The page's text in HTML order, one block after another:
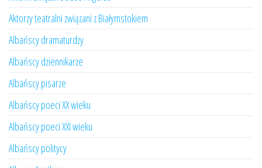
Aktorzy teatralni związani z Białymstokiem
Albańscy dramaturdzy
Albańscy dziennikarze
Albańscy pisarze
Albańscy poeci XX wieku
Albańscy poeci XXI wieku
Albańscy politycy